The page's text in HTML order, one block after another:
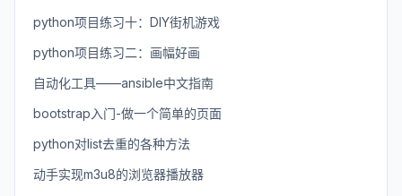
python项目练习十：DIY街机游戏
python项目练习二：画幅好画
自动化工具——ansible中文指南
bootstrap入门-做一个简单的页面
python对list去重的各种方法
动手实现m3u8的浏览器播放器